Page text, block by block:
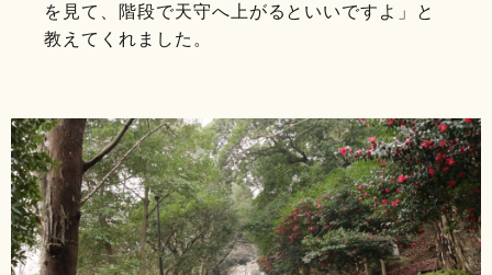
を見て、階段で天守へ上がるといいですよ」と
教えてくれました。